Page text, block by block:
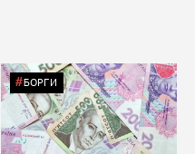
БОРГИ